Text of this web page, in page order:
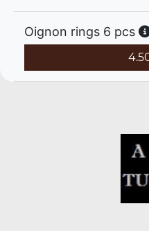
Oignon rings 6 pcs